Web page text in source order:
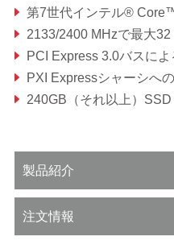
第7世代インテル® Core™
2133/2400 MHzで最大32 GBのデュアル
PCI Express 3.0バスによる最大
PXI Expressシャーシへの4つのリンクx4または2
240GB（それ以上）
デュアルGbE、4つのUSB 2.0、デュア
製品紹介
注文情報